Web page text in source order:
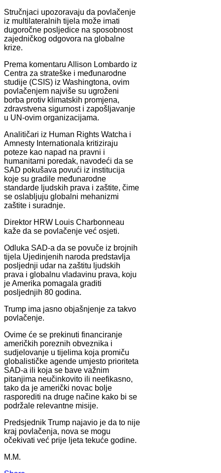
Stručnjaci upozoravaju da povlačenje
iz multilateralnih tijela može imati
dugoročne posljedice na sposobnost
zajedničkog odgovora na globalne
krize.
Prema komentaru Allison Lombardo iz
Centra za strateške i međunarodne
studije (CSIS) iz Washingtona, ovim
povlačenjem najviše su ugroženi
borba protiv klimatskih promjena,
zdravstvena sigurnost i zapošljavanje
u UN-ovim organizacijama.
Analitičari iz Human Rights Watcha i
Amnesty Internationala kritiziraju
poteze kao napad na pravni i
humanitarni poredak, navodeći da se
SAD pokušava povući iz institucija
koje su gradile međunarodne
standarde ljudskih prava i zaštite, čime
se oslabljuju globalni mehanizmi
zaštite i suradnje.
Direktor HRW Louis Charbonneau
kaže da se povlačenje već osjeti.
Odluka SAD-a da se povuče iz brojnih
tijela Ujedinjenih naroda predstavlja
posljednji udar na zaštitu ljudskih
prava i globalnu vladavinu prava, koju
je Amerika pomagala graditi
posljednjih 80 godina.
Trump ima jasno objašnjenje za takvo
povlačenje.
Ovime će se prekinuti financiranje
američkih poreznih obveznika i
sudjelovanje u tijelima koja promiču
globalističke agende umjesto prioriteta
SAD-a ili koja se bave važnim
pitanjima neučinkovito ili neefikasno,
tako da je američki novac bolje
rasporediti na druge načine kako bi se
podržale relevantne misije.
Predsjednik Trump najavio je da to nije
kraj povlačenja, nova se mogu
očekivati već prije ljeta tekuće godine.
M.M.